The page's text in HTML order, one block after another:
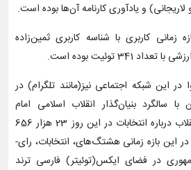
لاریجانی) و یادآوری کارنامه آن‌ها بوده است.
زمانی کاربری با شناسه کاربری ثمین‌زاده
توئیت بوده است.
در این شبکه اجتماعی نیز(مانند تلگرام) در
با سالگرد بنیان‌گذار انقلاب اسلامی امام
خمینی(ره) و بیانات رهبر انقلاب درباره انتخابات در این روز 23 هزار 656
بازه زمانی هشتگ‌های، انتخابات، رای-
در فضای ایکس(توئیتر) فارسی ترند